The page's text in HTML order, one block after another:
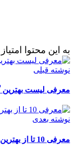
به این محتوا
نوشته قبلی
معرفی لیست بهترین
نوشته بعدی
معرفی 10 تا از بهترین پاوربانک 20000 فست شارژ